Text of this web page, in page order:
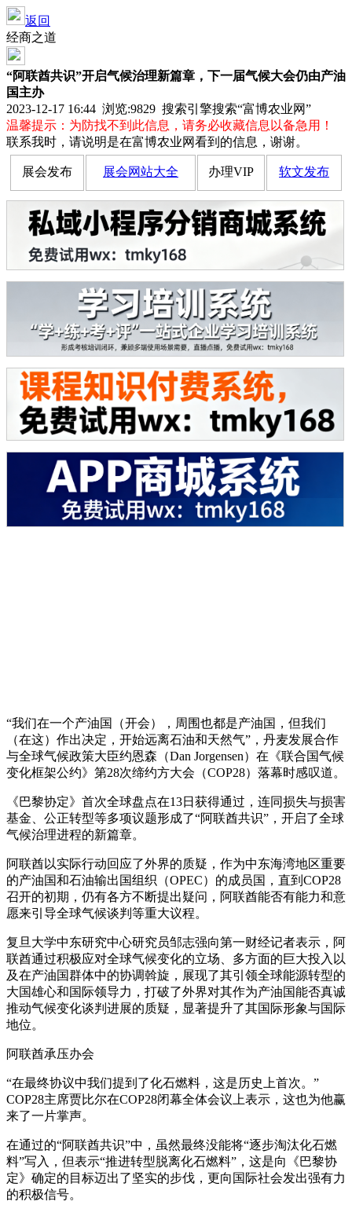
返回
经商之道
“阿联酋共识”开启气候治理新篇章，下一届气候大会仍由产油
国主办
2023-12-17 16:44 浏览:9829 搜索引擎搜索“富博农业网”
温馨提示：为防找不到此信息，请务必收藏信息以备急用！
联系我时，请说明是在富博农业网看到的信息，谢谢。
展会发布 展会网站大全 办理VIP 软文发布
“我们在一个产油国（开会），周围也都是产油国，但我们
（在这）作出决定，开始远离石油和天然气”，丹麦发展合作
与全球气候政策大臣约恩森（Dan Jorgensen）在《联合国气候
变化框架公约》第28次缔约方大会（COP28）落幕时感叹道。
《巴黎协定》首次全球盘点在13日获得通过，连同损失与损害
基金、公正转型等多项议题形成了“阿联酋共识”，开启了全球
气候治理进程的新篇章。
阿联酋以实际行动回应了外界的质疑，作为中东海湾地区重要
的产油国和石油输出国组织（OPEC）的成员国，直到COP28
召开的初期，仍有各方不断提出疑问，阿联酋能否有能力和意
愿来引导全球气候谈判等重大议程。
复旦大学中东研究中心研究员邹志强向第一财经记者表示，阿
联酋通过积极应对全球气候变化的立场、多方面的巨大投入以
及在产油国群体中的协调斡旋，展现了其引领全球能源转型的
大国雄心和国际领导力，打破了外界对其作为产油国能否真诚
推动气候变化谈判进展的质疑，显著提升了其国际形象与国际
地位。
阿联酋承压办会
“在最终协议中我们提到了化石燃料，这是历史上首次。”
COP28主席贾比尔在COP28闭幕全体会议上表示，这也为他赢
来了一片掌声。
在通过的“阿联酋共识”中，虽然最终没能将“逐步淘汰化石燃
料”写入，但表示“推进转型脱离化石燃料”，这是向《巴黎协
定》确定的目标迈出了坚实的步伐，更向国际社会发出强有力
的积极信号。